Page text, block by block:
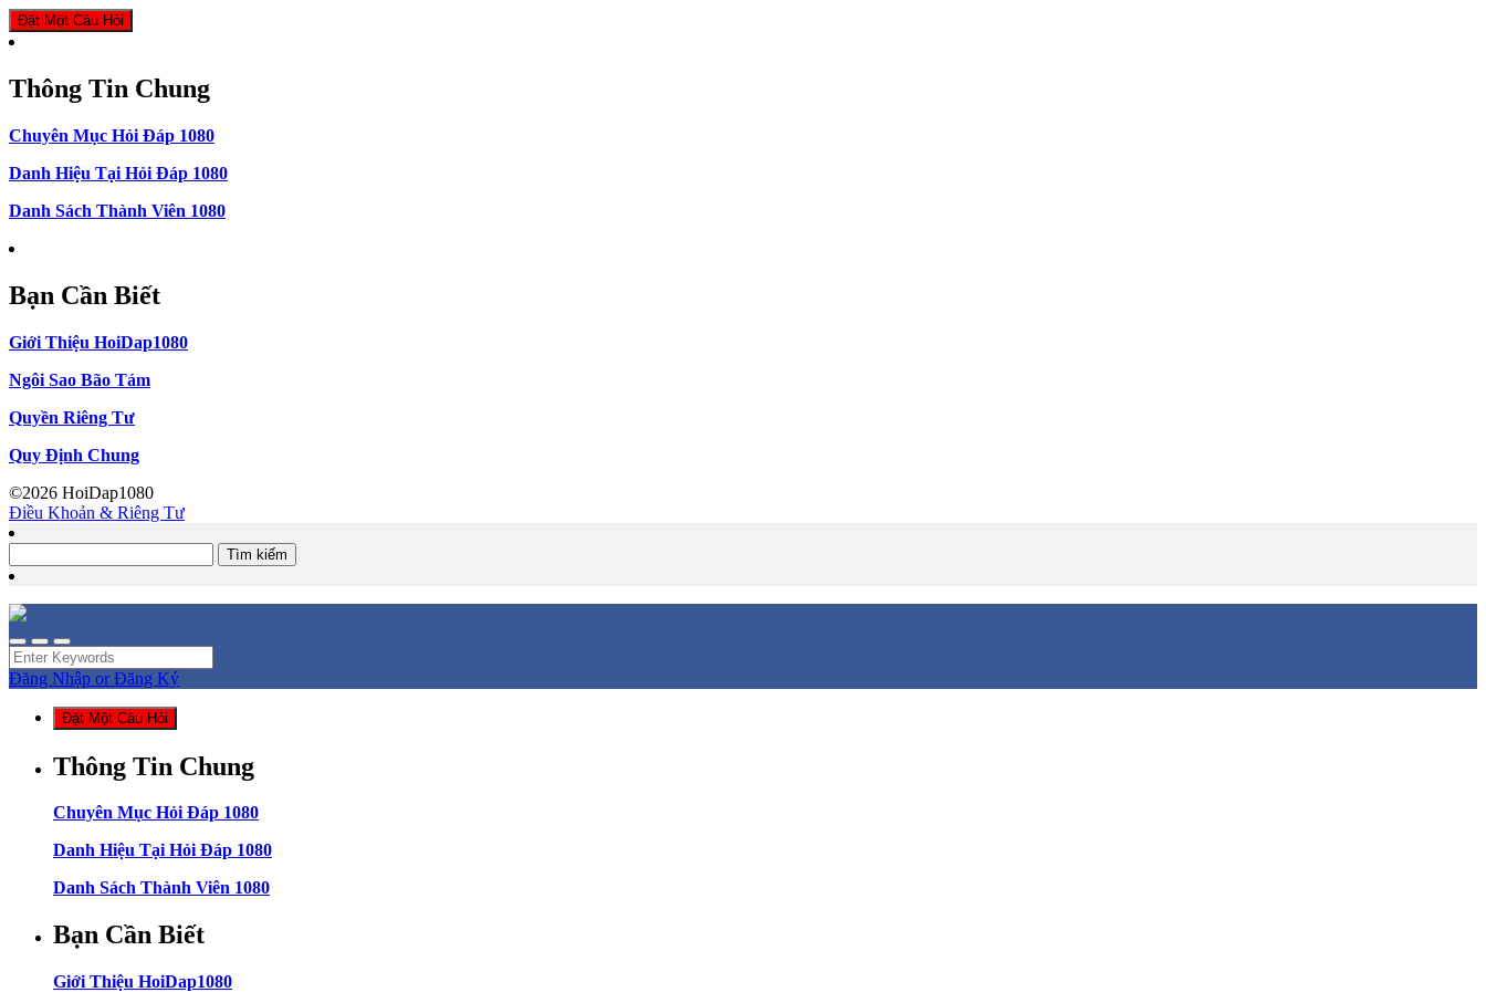
Đặt Một Câu Hỏi
Thông Tin Chung
Chuyên Mục Hỏi Đáp 1080
Danh Hiệu Tại Hỏi Đáp 1080
Danh Sách Thành Viên 1080
Bạn Cần Biết
Giới Thiệu HoiDap1080
Ngôi Sao Bão Tám
Quyền Riêng Tư
Quy Định Chung
©2026 HoiDap1080
Điều Khoản & Riêng Tư
kiếm
Đăng Nhập or Đăng Ký
Đặt Một Câu Hỏi
Thông Tin Chung
Chuyên Mục Hỏi Đáp 1080
Danh Hiệu Tại Hỏi Đáp 1080
Danh Sách Thành Viên 1080
Bạn Cần Biết
Giới Thiệu HoiDap1080